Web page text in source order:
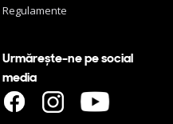
Regulamente
Urmărește-ne pe social
media